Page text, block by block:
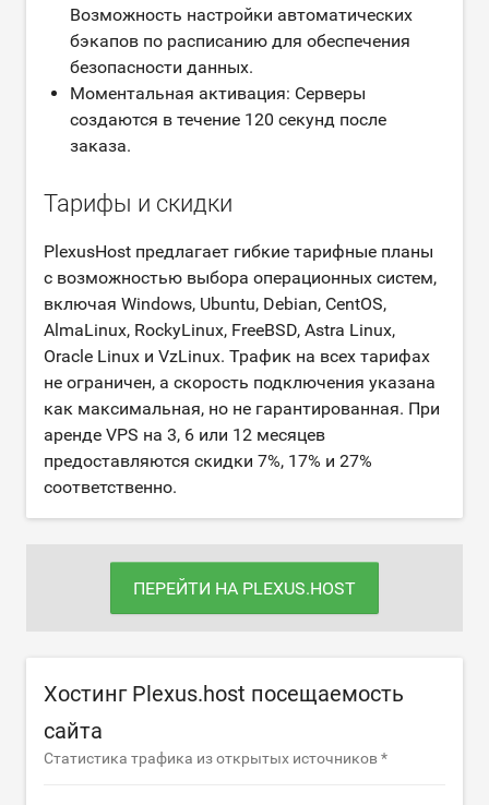
Возможность настройки автоматических
бэкапов по расписанию для обеспечения
безопасности данных.
Моментальная активация: Серверы
создаются в течение 120 секунд после
заказа.
Тарифы и скидки
PlexusHost предлагает гибкие тарифные планы
с возможностью выбора операционных систем,
включая Windows, Ubuntu, Debian, CentOS,
AlmaLinux, RockyLinux, FreeBSD, Astra Linux,
Oracle Linux и VzLinux. Трафик на всех тарифах
не ограничен, а скорость подключения указана
как максимальная, но не гарантированная. При
аренде VPS на 3, 6 или 12 месяцев
предоставляются скидки 7%, 17% и 27%
соответственно.
ПЕРЕЙТИ НА PLEXUS.HOST
Хостинг Plexus.host посещаемость
сайта
Статистика трафика из открытых источников *